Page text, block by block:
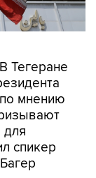
Тегеране
мнению
для
спикер